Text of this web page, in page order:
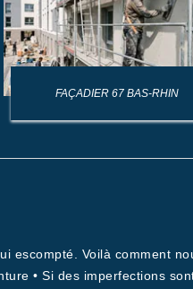
FAÇADIER 67 BAS-RHIN
Voilà comment
• Si des imperfections